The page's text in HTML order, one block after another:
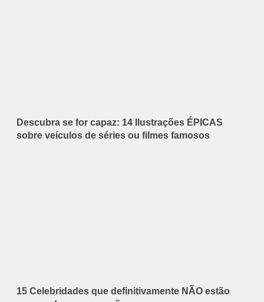
Descubra se for capaz: 14 Ilustrações ÉPICAS
sobre veículos de séries ou filmes famosos
15 Celebridades que definitivamente NÃO estão